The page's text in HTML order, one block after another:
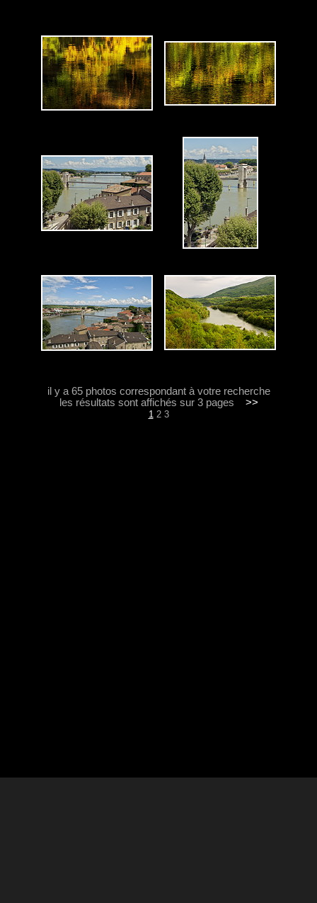
il y a 65 photos correspondant à votre recherche
les résultats sont affichés sur 3 pages >>
1 2 3